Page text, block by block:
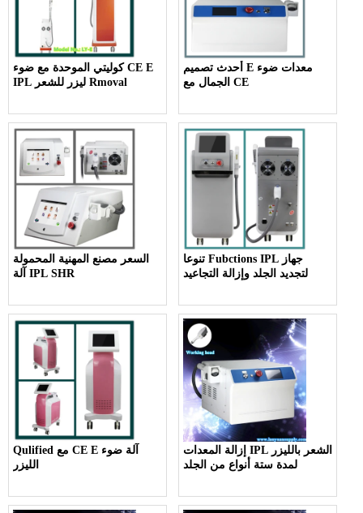
كوليتي الموحدة مع ضوء CE E
IPL ليزر للشعر Rmoval
أحدث تصميم E معدات ضوء
الجمال مع CE
السعر مصنع المهنية المحمولة
آلة IPL SHR
تنوعا Fubctions IPL جهاز
لتجديد الجلد وإزالة التجاعيد
Qulified مع CE E آلة ضوء
الليزر
إزالة المعدات IPL الشعر بالليزر
لمدة ستة أنواع من الجلد